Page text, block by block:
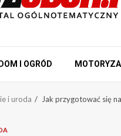
DOM I OGRÓD
i uroda Jak przygotować się